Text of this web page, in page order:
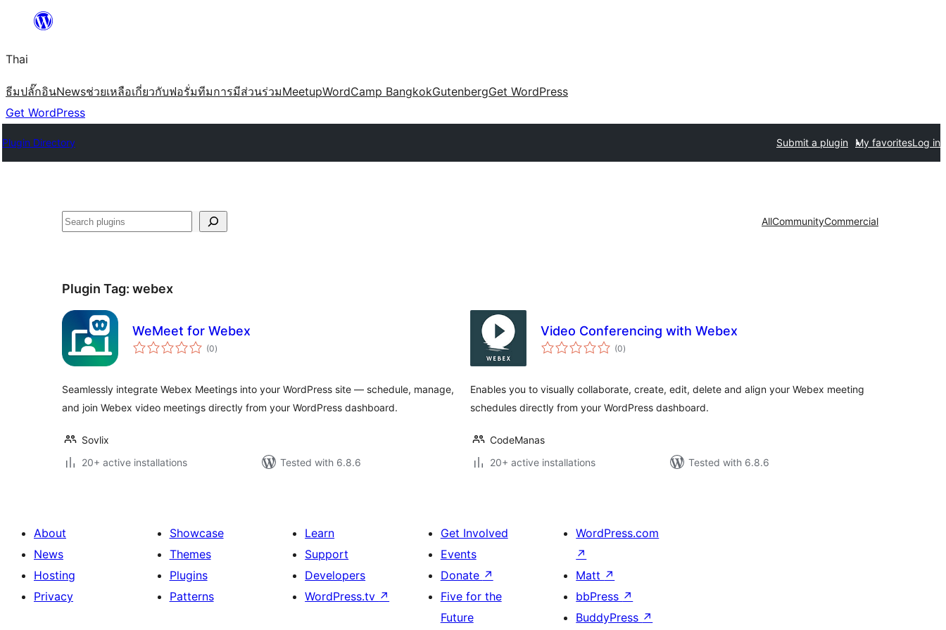
ยัง
เนื้อหา
Thai
ธีมปลั๊กอินNewsช่วยเหลือเกี่ยวกับฟอรั่มทีมการมีส่วนร่วมMeetupWordCamp BangkokGutenbergGet WordPress
Get WordPress
Plugin Directory Submit a plugin My favoritesLog in
ค้นหา AllCommunityCommercial
Plugin Tag: webex
WeMeet for Webex
(0total
ratings
)
Seamlessly integrate Webex Meetings into your WordPress site — schedule, manage,
and join Webex video meetings directly from your WordPress dashboard.
Sovlix
20+ active installations
Tested with 6.8.6
Video Conferencing with Webex
(0total
ratings
)
Enables you to visually collaborate, create, edit, delete and align your Webex meeting
schedules directly from your WordPress dashboard.
CodeManas
20+ active installations
Tested with 6.8.6
About
News
Hosting
Privacy
Showcase
Themes
Plugins
Patterns
Learn
Support
Developers
WordPress.tv ↗
Get Involved
Events
Donate ↗
Five for the
Future
WordPress.com
↗
Matt ↗
bbPress ↗
BuddyPress ↗